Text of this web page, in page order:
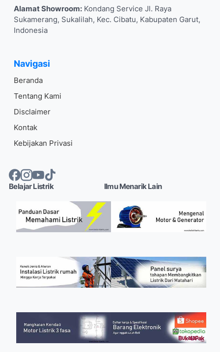
Alamat Showroom: Kondang Service Jl. Raya
Sukamerang, Sukalilah, Kec. Cibatu, Kabupaten Garut,
Indonesia
Navigasi
Beranda
Tentang Kami
Disclaimer
Kontak
Kebijakan Privasi
Belajar Listrik Ilmu Menarik Lain